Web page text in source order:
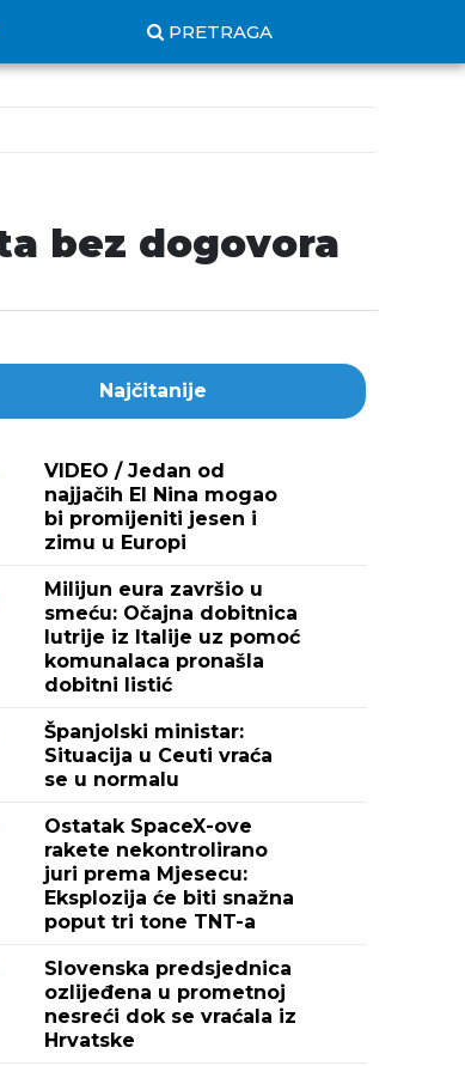
PRETRAGA
bez dogovora
Najčitanije
VIDEO / Jedan od
najjačih El Nina mogao
bi promijeniti jesen i
zimu u Europi
Milijun eura završio u
smeću: Očajna dobitnica
lutrije iz Italije uz pomoć
komunalaca pronašla
dobitni listić
Španjolski ministar:
Situacija u Ceuti vraća
se u normalu
Ostatak SpaceX-ove
rakete nekontrolirano
juri prema Mjesecu:
Eksplozija će biti snažna
poput tri tone TNT-a
Slovenska predsjednica
ozlijeđena u prometnoj
nesreći dok se vraćala iz
Hrvatske